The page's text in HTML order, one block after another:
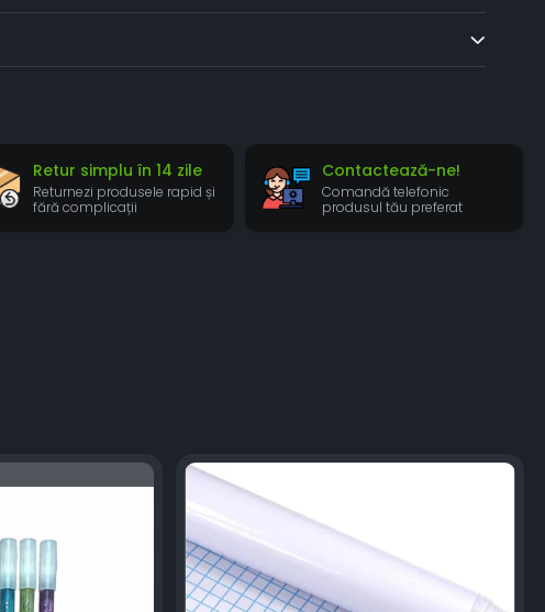
Retur simplu în 14 zile
Returnezi produsele rapid și
fără complicații
Contactează-ne!
Comandă telefonic
produsul tău preferat